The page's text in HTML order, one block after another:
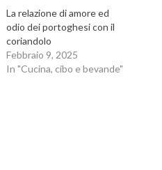
La relazione di amore ed
odio dei portoghesi con il
coriandolo
Febbraio 9, 2025
In "Cucina, cibo e bevande"